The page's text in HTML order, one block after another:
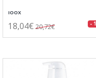
IOOX
18,04€ 20,72€ -